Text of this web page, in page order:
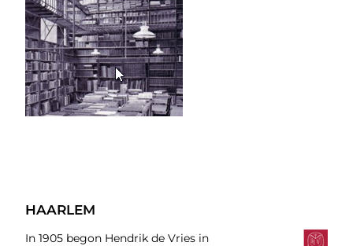
HAARLEM
In 1905 begon Hendrik de Vries in